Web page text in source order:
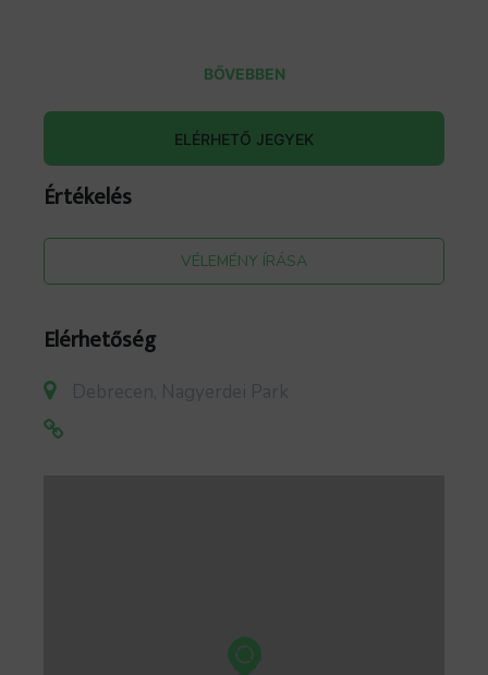
BŐVEBBEN
ELÉRHETŐ JEGYEK
Értékelés
VÉLEMÉNY ÍRÁSA
Elérhetőség
Debrecen, Nagyerdei Park